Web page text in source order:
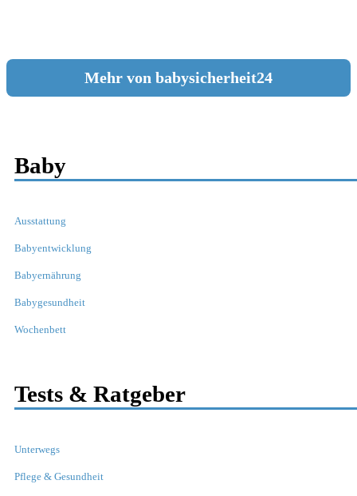
Mehr von babysicherheit24
Baby
Ausstattung
Babyentwicklung
Babyernährung
Babygesundheit
Wochenbett
Tests & Ratgeber
Unterwegs
Pflege & Gesundheit